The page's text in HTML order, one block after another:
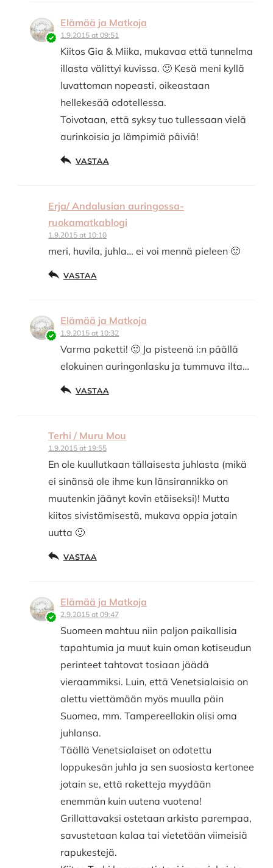
Elämää ja Matkoja
1.9.2015 at 09:51
Kiitos Gia & Miika, mukavaa että tunnelma
illasta välittyi kuvissa. 🙂 Kesä meni kyllä
luvattoman nopeasti, oikeastaan
hellekesää odotellessa.
Toivotaan, että syksy tuo tullessaan vielä
aurinkoisia ja lämpimiä päiviä!
VASTAA
Erja/ Andalusian auringossa-
ruokamatkablogi
1.9.2015 at 10:10
meri, huvila, juhla… ei voi mennä pieleen 🙂
VASTAA
Elämää ja Matkoja
1.9.2015 at 10:32
Varma paketti! 🙂 Ja pisteenä i:n päällä
elokuinen auringonlasku ja tummuva ilta…
VASTAA
Terhi / Muru Mou
1.9.2015 at 19:55
En ole kuullutkaan tällaisesta juhlasta (mikä
ei sinänsä ole ihme kun länsirannikko on
muutenkin jäänyt kovin etäiseksi)! Mutta
kiitos sivistämisestä, mukava oppia jotain
uutta 🙂
VASTAA
Elämää ja Matkoja
2.9.2015 at 09:47
Suomeen mahtuu niin paljon paikallisia
tapahtumia ja muut kuin oman kotiseudun
perinteet tahtovat tosiaan jäädä
vieraammiksi. Luin, että Venetsialaisia on
alettu viettämään myös muulla päin
Suomea, mm. Tampereellakin olisi oma
juhlansa.
Täällä Venetsialaiset on odotettu
loppukesän juhla ja sen suosiosta kertonee
jotain se, että raketteja myydään
enemmän kuin uutena vuotena!
Grillattavaksi ostetaan arkista parempaa,
savustetaan kalaa tai vietetään viimeisiä
rapukestejä.